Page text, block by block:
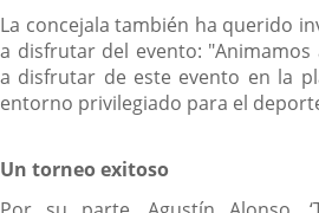
La concejala también ha querido
a disfrutar del evento:
a disfrutar de este evento en la
entorno privilegiado para el
Un torneo exitoso